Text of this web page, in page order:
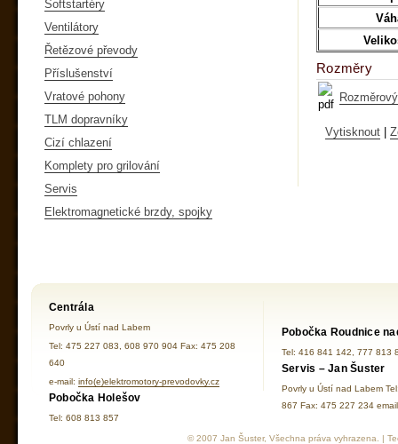
Softstartéry
Ventilátory
Řetězové převody
Příslušenství
Vratové pohony
TLM dopravníky
Cizí chlazení
Komplety pro grilování
Servis
Elektromagnetické brzdy, spojky
Rozměry
Vytisknout
Centrála
Povrly u Ústí nad Labem
Tel: 475 227 083, 608 970 904 Fax: 475 208
640
e-mail: info(e)elektromotory-prevodovky.cz
Pobočka Holešov
Tel: 608 813 857
Pobočka Roudnice
Tel: 416 841 142, 777 813
Servis – Jan Šuster
Povrly u Ústí nad Labem
867 Fax: 475 227 234
© 2007 Jan Šuster, Všechna práva vyhrazena. |